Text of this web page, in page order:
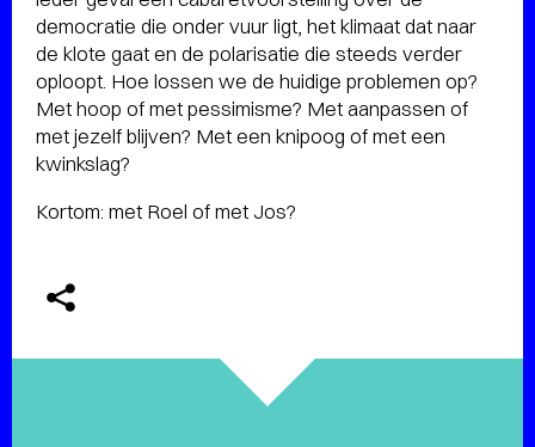
democratie die onder vuur ligt, het klimaat dat naar
de klote gaat en de polarisatie die steeds verder
oploopt. Hoe lossen we de huidige problemen op?
Met hoop of met pessimisme? Met aanpassen of
met jezelf blijven? Met een knipoog of met een
kwinkslag?
Kortom: met Roel of met Jos?